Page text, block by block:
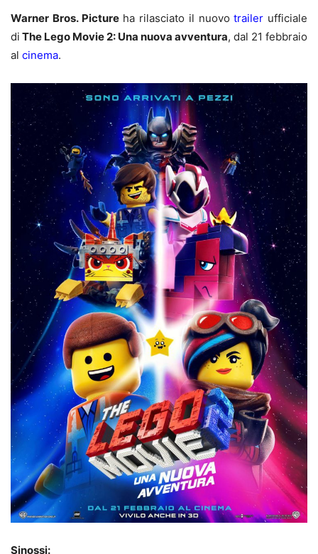
Warner Bros. Pictureha rilasciato il nuovotrailer ufficiale
di The Lego Movie 2: Una nuova avventura, dal 21 febbraio
al cinema.
Sinossi: